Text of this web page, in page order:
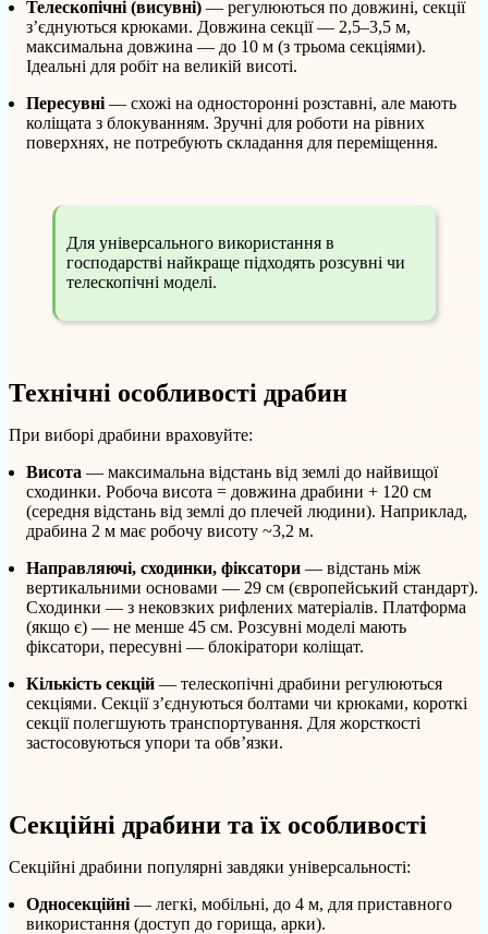
Телескопічні (висувні) — регулюються по довжині, секції
з’єднуються крюками. Довжина секції — 2,5–3,5 м,
максимальна довжина — до 10 м (з трьома секціями).
Ідеальні для робіт на великій висоті.
Пересувні — схожі на односторонні розставні, але мають
коліщата з блокуванням. Зручні для роботи на рівних
поверхнях, не потребують складання для переміщення.
Для універсального використання в
господарстві найкраще підходять розсувні чи
телескопічні моделі.
Технічні особливості драбин
При виборі драбини враховуйте:
Висота — максимальна відстань від землі до найвищої
сходинки. Робоча висота = довжина драбини + 120 см
(середня відстань від землі до плечей людини). Наприклад,
драбина 2 м має робочу висоту ~3,2 м.
Направляючі, сходинки, фіксатори — відстань між
вертикальними основами — 29 см (європейський стандарт).
Сходинки — з нековзких рифлених матеріалів. Платформа
(якщо є) — не менше 45 см. Розсувні моделі мають
фіксатори, пересувні — блокіратори коліщат.
Кількість секцій — телескопічні драбини регулюються
секціями. Секції з’єднуються болтами чи крюками, короткі
секції полегшують транспортування. Для жорсткості
застосовуються упори та обв’язки.
Секційні драбини та їх особливості
Секційні драбини популярні завдяки універсальності:
Односекційні — легкі, мобільні, до 4 м, для приставного
використання (доступ до горища, арки).